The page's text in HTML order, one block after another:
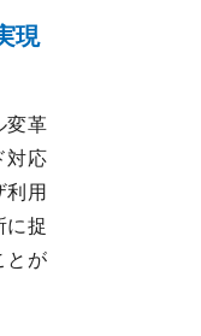
現
変革
対応
利用
に捉
とが